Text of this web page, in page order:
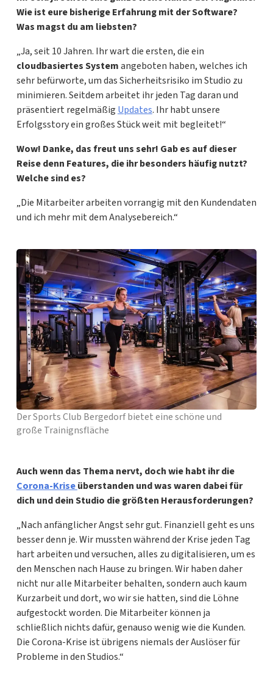
Wie ist eure bisherige Erfahrung mit der Software?
Was magst du am liebsten?
„Ja, seit 10 Jahren. Ihr wart die ersten, die ein
cloudbasiertes Systemangeboten haben, welches ich
sehr befürworte, um das Sicherheitsrisiko im Studio zu
minimieren. Seitdem arbeitet ihr jeden Tag daran und
präsentiert regelmäßig Updates. Ihr habt unsere
Erfolgsstory ein großes Stück weit mit begleitet!“
Wow! Danke, das freut uns sehr! Gab es auf dieser
Reise denn Features, die ihr besonders häufig nutzt?
Welche sind es?
„Die Mitarbeiter arbeiten vorrangig mit den Kundendaten
und ich mehr mit dem Analysebereich.“
Der Sports Club Bergedorf bietet eine schöne und
große Trainignsfläche
Auch wenn das Thema nervt, doch wie habt ihr die
Corona-Kriseüberstanden und was waren dabei für
dich und dein Studio die größten Herausforderungen?
„Nach anfänglicher Angst sehr gut. Finanziell geht es uns
besser denn je. Wir mussten während der Krise jeden Tag
hart arbeiten und versuchen, alles zu digitalisieren, um es
den Menschen nach Hause zu bringen. Wir haben daher
nicht nur alle Mitarbeiter behalten, sondern auch kaum
Kurzarbeit und dort, wo wir sie hatten, sind die Löhne
aufgestockt worden. Die Mitarbeiter können ja
schließlich nichts dafür, genauso wenig wie die Kunden.
Die Corona-Krise ist übrigens niemals der Auslöser für
Probleme in den Studios.“